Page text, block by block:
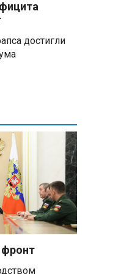
назвал
и
обсудил с
«Искандер»
с техникой
ЕАЭС
по
рынку и
достигли